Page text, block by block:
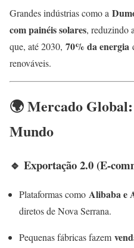
Grandes indústrias como a
com painéis solares, reduzindo
que, até 2030, 70% da energia
renováveis.
🌍 Mercado
Mundo
🔹 Exportação 2.0 (E-
Plataformas como Alibaba e
diretos de Nova Serrana.
Pequenas fábricas fazem